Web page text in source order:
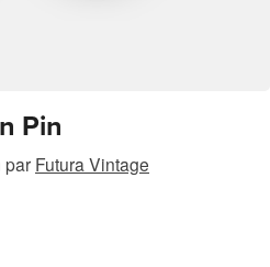
Pin
par Futura Vintage